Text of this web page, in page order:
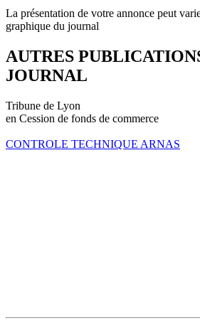
La présentation de votre annonce peut
graphique du journal
AUTRES
JOURNAL
Tribune de Lyon
en Cession de fonds de commerce
CONTROLE TECHNIQUE ARNAS